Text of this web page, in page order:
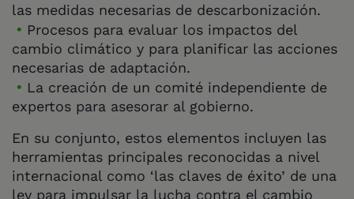
las medidas necesarias de descarbonización.
Procesos para evaluar los impactos del
cambio climático y para planificar las acciones
necesarias de adaptación.
La creación de un comité independiente de
expertos para asesorar al gobierno.
En su conjunto, estos elementos incluyen las
herramientas principales reconocidas a nivel
internacional como ‘las claves de éxito’ de una
ley para impulsar la lucha contra el cambio